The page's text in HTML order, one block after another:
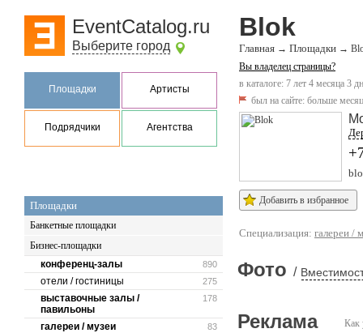
EventCatalog.ru
Выберите город
Площадки Артисты
Подрядчики Агентства
Площадки
Банкетные площадки
Бизнес-площадки
890
конференц-залы
275
отели / гостиницы
178
выставочные залы /
павильоны
83
галереи / музеи
Blok
Главная → Площадки →
Вы владелец страницы?
в каталоге: 7 лет 4 месяца 3
был на сайте: больше
Добавить в избранное
Специализация: галереи /
Фото /
Как
Реклама